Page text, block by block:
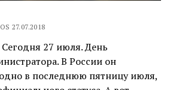
27.07.2018
27 июля. День
В России он
в последнюю пятницу июля,